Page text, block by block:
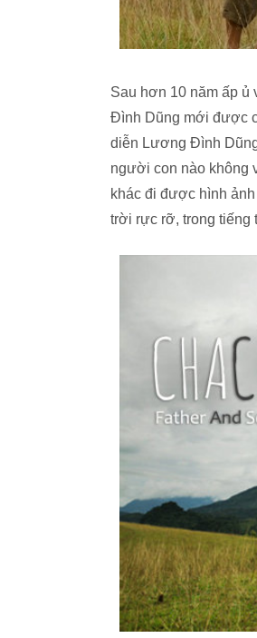
Sau hơn 10 năm ấp ủ
Đình Dũng mới được
diễn Lương Đình
người con nào không
khác đi được hình
trời rực rỡ, trong tiếng